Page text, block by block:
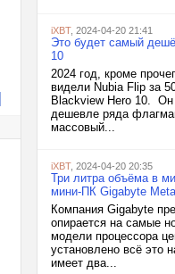
iXBT, 2024-04-20 21:41
Это будет самый
10
2024 год, кроме
видели Nubia Flip за
Blackview Hero 10. Он
дешевле ряда
массовый...
iXBT, 2024-04-20 20:35
Три литра объёма в
мини-ПК Gigabyte
Компания Gigabyte
опирается на самые
модели процессора
установлено всё это
имеет два...